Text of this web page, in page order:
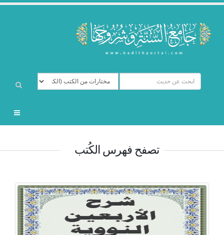
تصفح فهرس الكُتب